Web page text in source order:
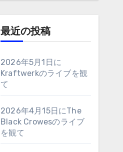
最近の投稿
2026年5月1日に
Kraftwerkのライブを観
て
2026年4月15日にThe
Black Crowesのライブ
を観て